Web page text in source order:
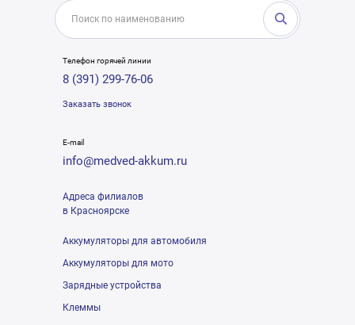
Телефон горячей линии
8 (391) 299-76-06
Заказать звонок
E-mail
info@medved-akkum.ru
Адреса филиалов
в Красноярске
Аккумуляторы для автомобиля
Аккумуляторы для мото
Зарядные устройства
Клеммы